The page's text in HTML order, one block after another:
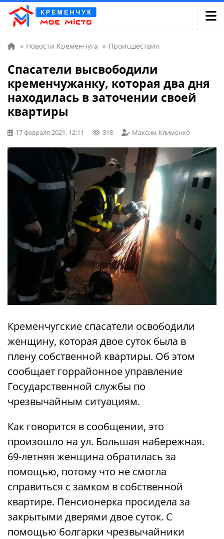
» Новости Кременчуга » Происшествия
Спасатели высвободили
кременчужанку, которая два дня
находилась в заточении своей
квартиры
17 февраля 2021, 12:11 318 Максим Клименко
Кременчугские спасатели освободили
женщину, которая двое суток была в
плену собственной квартиры. Об этом
сообщает горрайонное управление
Государственной службы по
чрезвычайным ситуациям.
Как говорится в сообщении, это
произошло на ул. Большая набережная.
69-летняя женщина обратилась за
помощью, потому что не смогла
справиться с замком в собственной
квартире. Пенсионерка просидела за
закрытыми дверями двое суток. С
помощью болгарки чрезвычайники